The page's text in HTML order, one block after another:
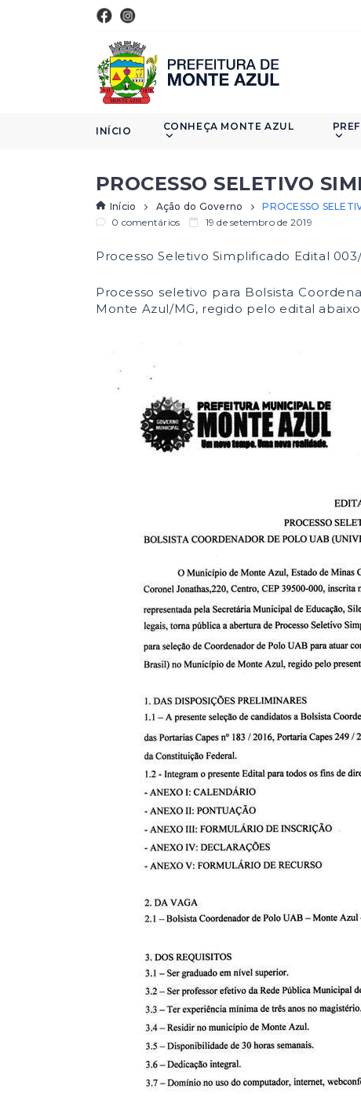
INÍCIO CONHEÇA MONTE AZUL
PROCESSO SELETIVO
Início Ação do Governo
PROCESSO
0 comentários
19 de setembro de 2019
Processo Seletivo Simplificado Edital 003/
Processo seletivo para Bolsista
Monte Azul/MG, regido pelo edital